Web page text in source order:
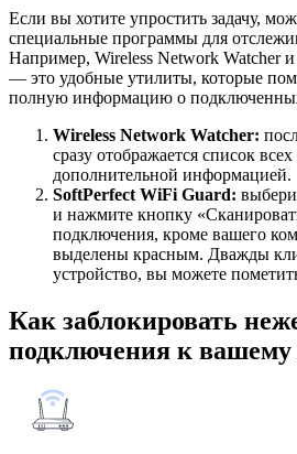
Если вы хотите упростить задачу,
специальные программы для
Например, Wireless Network Watcher
— это удобные утилиты, которые
полную информацию о
Wireless Network Watcher:
сразу отображается список
дополнительной информацией.
SoftPerfect WiFi Guard:
и нажмите кнопку
подключения, кроме вашего
выделены красным. Дважды
устройство, вы можете
Как заблокировать
подключения к вашему